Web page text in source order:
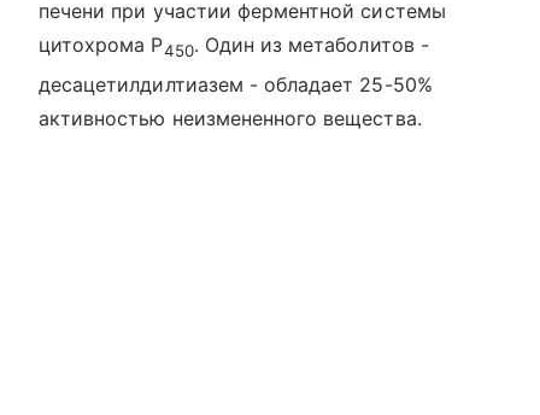
печени при участии ферментной системы
цитохрома P450. Один из метаболитов -
десацетилдилтиазем - обладает 25-50%
активностью неизмененного вещества.